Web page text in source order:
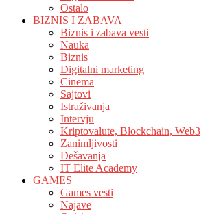
Ostalo
BIZNIS I ZABAVA
Biznis i zabava vesti
Nauka
Biznis
Digitalni marketing
Cinema
Sajtovi
Istraživanja
Intervju
Kriptovalute, Blockchain, Web3
Zanimljivosti
Dešavanja
IT Elite Academy
GAMES
Games vesti
Najave